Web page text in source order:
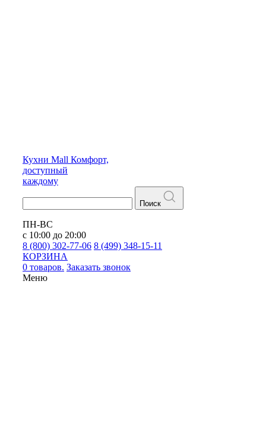
Кухни Mall Комфорт,
доступный
каждому
Поиск
ПН-ВС
с 10:00 до 20:00
8 (800) 302-77-06 8 (499) 348-15-11
КОРЗИНА
0 товаров. Заказать звонок
Меню